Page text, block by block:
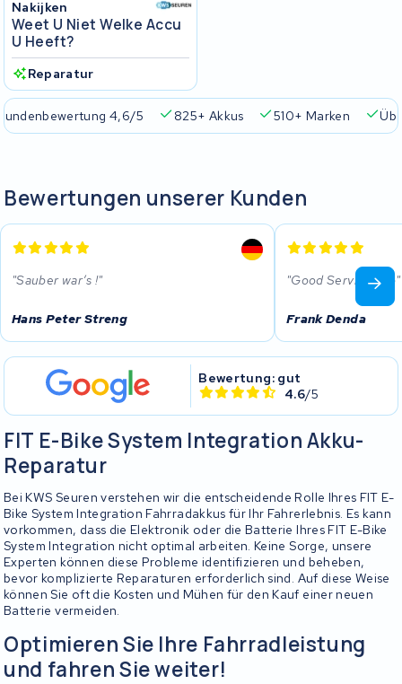
Nakijken
Weet U Niet Welke Accu
U Heeft?
Reparatur
4,6/5 825+ Akkus 510+ Marken
Bewertungen unserer Kunden
Sauber war’s !
Hans Peter Streng
Good Service Top
Frank Denda
Bewertung: gut
4.6/5
FIT E-Bike System Integration Akku-
Reparatur
Bei KWS Seuren verstehen wir die entscheidende Rolle Ihres FIT E-
Bike System Integration Fahrradakkus für Ihr Fahrerlebnis. Es kann
vorkommen, dass die Elektronik oder die Batterie Ihres FIT E-Bike
System Integration nicht optimal arbeiten. Keine Sorge, unsere
Experten können diese Probleme identifizieren und beheben,
bevor komplizierte Reparaturen erforderlich sind. Auf diese Weise
können Sie oft die Kosten und Mühen für den Kauf einer neuen
Batterie vermeiden.
Optimieren Sie Ihre Fahrradleistung
und fahren Sie weiter!